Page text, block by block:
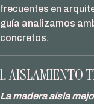
frecuentes en
guía analizamos
concretos.
1. AISLAMIENTO
La madera aísla